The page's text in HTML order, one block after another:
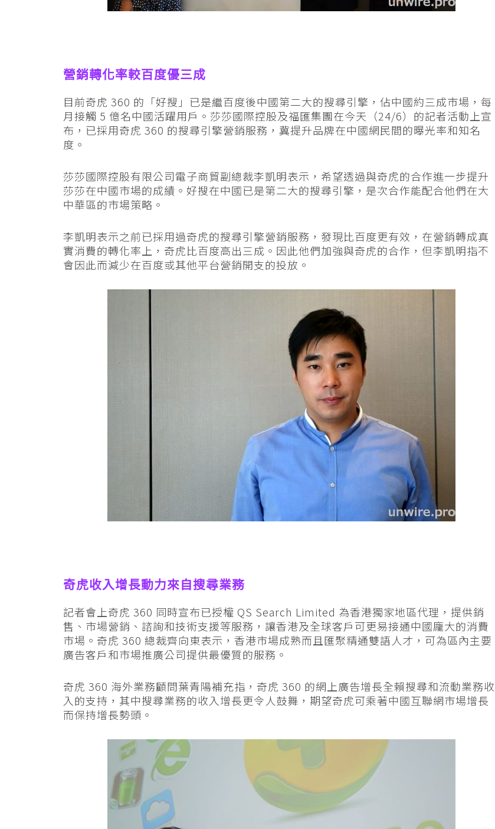
營銷轉化率較百度優三成
目前奇虎 360 的「好搜」已是繼百度後中國第二大的搜尋引擎，佔中國約三成市場，每
月接觸 5 億名中國活躍用戶。莎莎國際控股及福匯集團在今天（24/6）的記者活動上宣
布，已採用奇虎 360 的搜尋引擎營銷服務，冀提升品牌在中國網民間的曝光率和知名
度。
莎莎國際控股有限公司電子商貿副總裁李凱明表示，希望透過與奇虎的合作進一步提升
莎莎在中國市場的成績。好搜在中國已是第二大的搜尋引擎，是次合作能配合他們在大
中華區的市場策略。
李凱明表示之前已採用過奇虎的搜尋引擎營銷服務，發現比百度更有效，在營銷轉成真
實消費的轉化率上，奇虎比百度高出三成。因此他們加強與奇虎的合作，但李凱明指不
會因此而減少在百度或其他平台營銷開支的投放。
奇虎收入增長動力來自搜尋業務
記者會上奇虎 360 同時宣布已授權 QS Search Limited 為香港獨家地區代理，提供銷
售、市場營銷、諮詢和技術支援等服務，讓香港及全球客戶可更易接通中國龐大的消費
市場。奇虎 360 總裁齊向東表示，香港市場成熟而且匯聚精通雙語人才，可為區內主要
廣告客戶和市場推廣公司提供最優質的服務。
奇虎 360 海外業務顧問葉青陽補充指，奇虎 360 的網上廣告增長全賴搜尋和流動業務收
入的支持，其中搜尋業務的收入增長更令人鼓舞，期望奇虎可乘著中國互聯網市場增長
而保持增長勢頭。